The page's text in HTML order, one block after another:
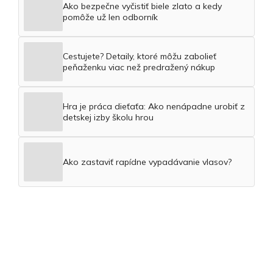
Ako bezpečne vyčistiť biele zlato a kedy
pomôže už len odborník
Cestujete? Detaily, ktoré môžu zabolieť
peňaženku viac než predražený nákup
Hra je práca dieťaťa: Ako nenápadne urobiť z
detskej izby školu hrou
Ako zastaviť rapídne vypadávanie vlasov?